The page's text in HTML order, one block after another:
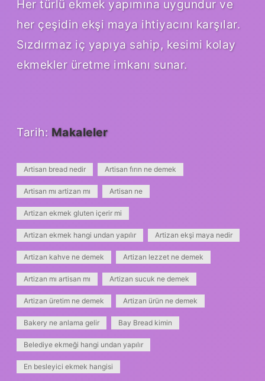
Her türlü ekmek yapımına uygundur ve
her çeşidin ekşi maya ihtiyacını karşılar.
Sızdırmaz iç yapıya sahip, kesimi kolay
ekmekler üretme imkanı sunar.
Tarih: Makaleler
Artisan bread nedir Artisan fırın ne demek
Artisan mı artizan mı Artisan ne
Artizan ekmek gluten içerir mi
Artizan ekmek hangi undan yapılır Artizan ekşi maya nedir
Artizan kahve ne demek Artizan lezzet ne demek
Artizan mı artisan mı Artizan sucuk ne demek
Artizan üretim ne demek Artizan ürün ne demek
Bakery ne anlama gelir Bay Bread kimin
Belediye ekmeği hangi undan yapılır
En besleyici ekmek hangisi